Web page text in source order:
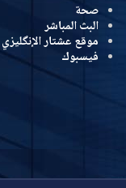
صحة
البث المباشر
موقع عشتار الإنگليزي
فيسبوك